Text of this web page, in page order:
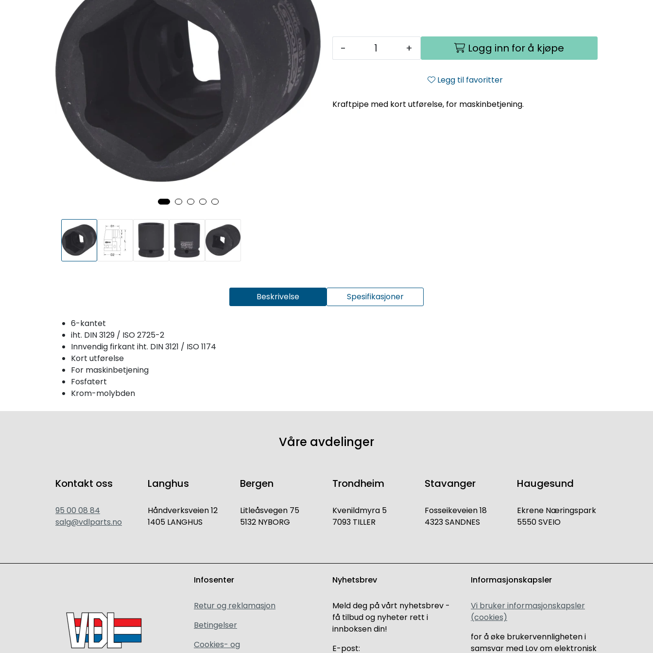
- + Logg inn for å kjøpe
Legg til favoritter
Kraftpipe med kort utførelse, for maskinbetjening.
Beskrivelse Spesifikasjoner
6-kantet
iht. DIN 3129 / ISO 2725-2
Innvendig firkant iht. DIN 3121 / ISO 1174
Kort utførelse
For maskinbetjening
Fosfatert
Krom-molybden
Våre avdelinger
Kontakt oss
95 00 08 84
salg@vdlparts.no
Langhus
Håndverksveien 12
1405 LANGHUS
Bergen
Litleåsvegen 75
5132 NYBORG
Trondheim
Kvenildmyra 5
7093 TILLER
Stavanger
Fosseikeveien 18
4323 SANDNES
Haugesund
Ekrene Næringspark
5550 SVEIO
Infosenter
Retur og reklamasjon
Betingelser
Cookies- og
Nyhetsbrev
Meld deg på vårt nyhetsbrev -
få tilbud og nyheter rett i
innboksen din!
E-post:
Informasjonskapsler
Vi bruker informasjonskapsler
(cookies)
for å øke brukervennligheten i
samsvar med Lov om elektronisk